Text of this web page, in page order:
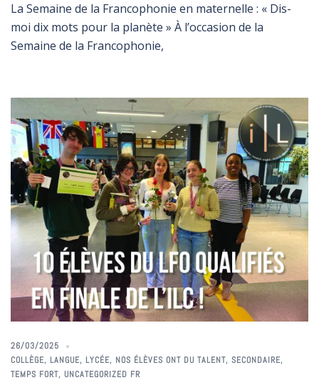
La Semaine de la Francophonie en maternelle : « Dis-
moi dix mots pour la planète » À l’occasion de la
Semaine de la Francophonie,
26/03/2025
COLLÈGE, LANGUE, LYCÉE, NOS ÉLÈVES ONT DU TALENT, SECONDAIRE,
TEMPS FORT, UNCATEGORIZED FR